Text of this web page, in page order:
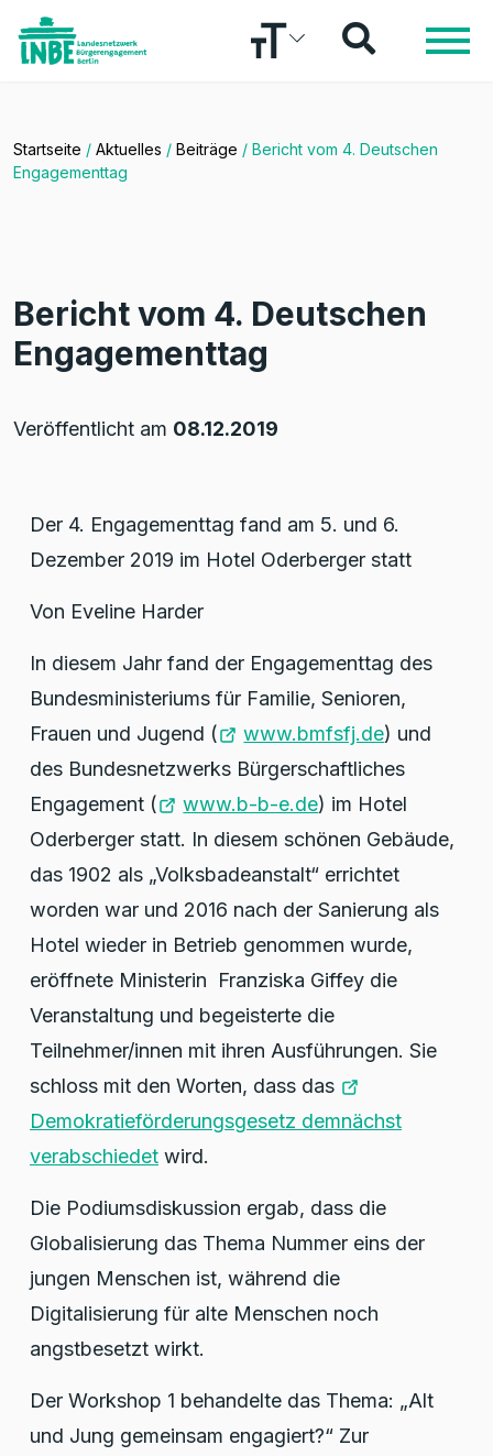
Startseite / Aktuelles / Beiträge / Bericht vom 4. Deutschen
Engagementtag
Bericht vom 4. Deutschen
Engagementtag
Veröffentlicht am 08.12.2019
Der 4. Engagementtag fand am 5. und 6.
Dezember 2019 im Hotel Oderberger statt
Von Eveline Harder
In diesem Jahr fand der Engagementtag des
Bundesministeriums für Familie, Senioren,
Frauen und Jugend (
www.bmfsfj.de) und
des Bundesnetzwerks Bürgerschaftliches
Engagement (
www.b-b-e.de) im Hotel
Oderberger statt. In diesem schönen Gebäude,
das 1902 als „Volksbadeanstalt“ errichtet
worden war und 2016 nach der Sanierung als
Hotel wieder in Betrieb genommen wurde,
eröffnete Ministerin Franziska Giffey die
Veranstaltung und begeisterte die
Teilnehmer/innen mit ihren Ausführungen. Sie
schloss mit den Worten, dass das
Demokratieförderungsgesetz demnächst
verabschiedet wird.
Die Podiumsdiskussion ergab, dass die
Globalisierung das Thema Nummer eins der
jungen Menschen ist, während die
Digitalisierung für alte Menschen noch
angstbesetzt wirkt.
Der Workshop 1 behandelte das Thema: „Alt
und Jung gemeinsam engagiert?“ Zur